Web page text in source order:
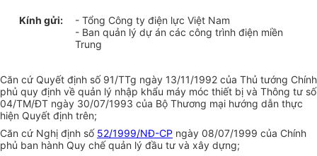
Kính gửi:
- Tổng Công ty điện lực Việt Nam
- Ban quản lý dự án các công trình điện miền
Trung
Căn cứ Quyết định số 91/TTg ngày 13/11/1992 của Thủ tướng Chính
phủ quy định về quản lý nhập khẩu máy móc thiết bị và Thông tư số
04/TM/ĐT ngày 30/07/1993 của Bộ Thương mại hướng dẫn thực
hiện Quyết định trên;
Căn cứ Nghị định số 52/1999/NĐ-CP ngày 08/07/1999 của Chính
phủ ban hành Quy chế quản lý đầu tư và xây dựng;